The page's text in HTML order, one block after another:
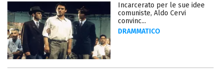
Incarcerato per le sue idee
comuniste, Aldo Cervi
convinc...
DRAMMATICO